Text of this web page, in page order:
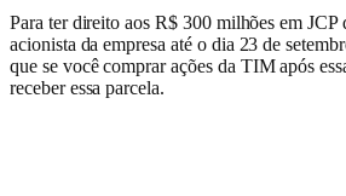
Para ter direito aos R$ 300 milhões em
acionista da empresa até o dia 23 de
que se você comprar ações da TIM após
receber essa parcela.